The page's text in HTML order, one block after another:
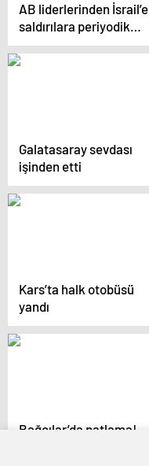
AB liderlerinden İsrail’e
saldırılara periyodik
“ara” çağrısı
Galatasaray sevdası
işinden etti
Kars’ta halk otobüsü
yandı
Bağcılar’da patlama!